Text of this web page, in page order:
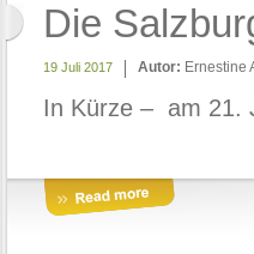
Die
19 Juli 2017 Autor: Ernestine
In Kürze – am 21.